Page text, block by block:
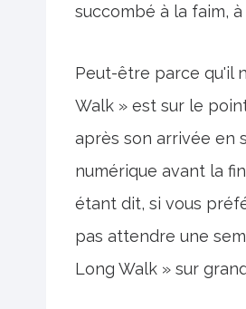
succombé à la faim,
Peut-être parce qu'il
Walk » est sur le
après son arrivée en
numérique avant la
étant dit, si vous
pas attendre une
Long Walk » sur